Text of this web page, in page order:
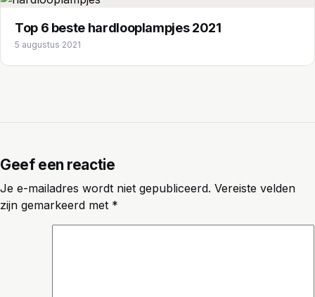
Top 6 beste hardlooplampjes 2021
5 augustus 2021
Geef een reactie
Je e-mailadres wordt niet gepubliceerd. Vereiste velden
zijn gemarkeerd met *